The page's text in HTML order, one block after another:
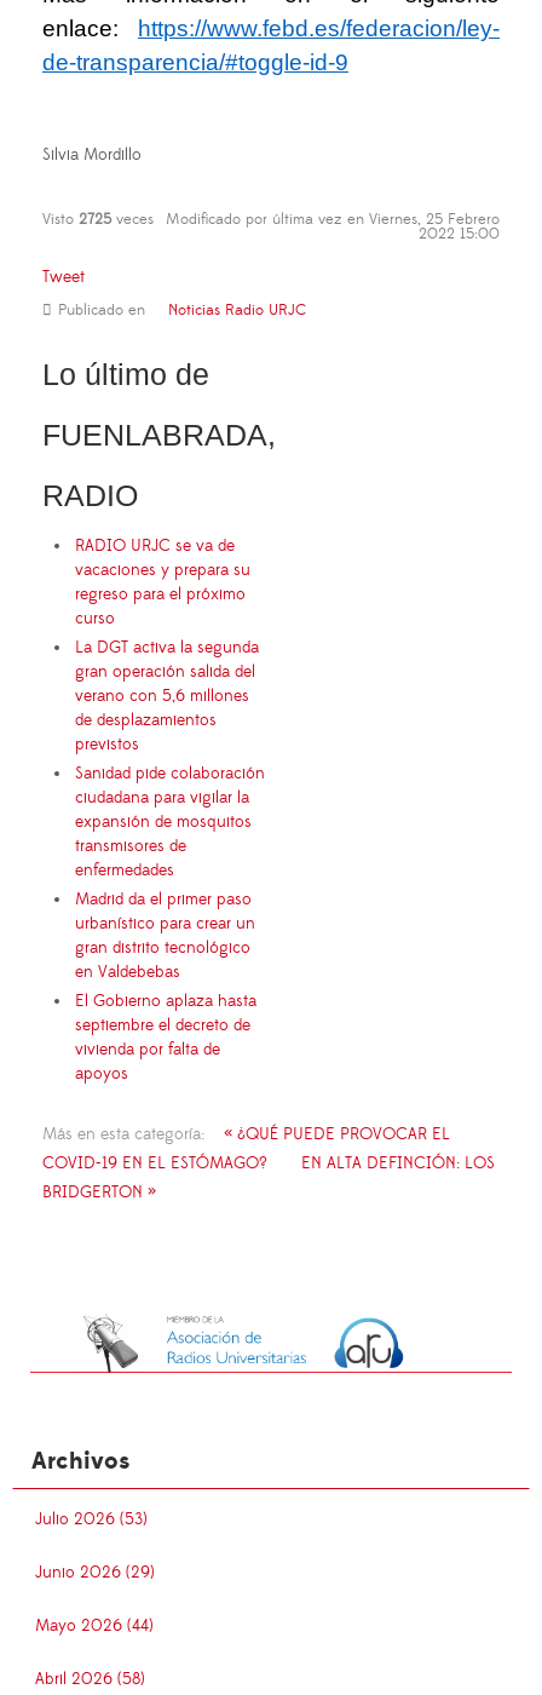
enlace:
https://www.febd.es/federacion/ley-
de-transparencia/#toggle-id-9
Silvia Mordillo
Visto 2725veces Modificado por última vez en Viernes, 25 Febrero
2022 15:00
Tweet
Publicado en Noticias Radio URJC
Lo último de
FUENLABRADA,
RADIO
RADIO URJC se va de
vacaciones y prepara su
regreso para el próximo
curso
La DGT activa la segunda
gran operación salida del
verano con 5,6 millones
de desplazamientos
previstos
Sanidad pide colaboración
ciudadana para vigilar la
expansión de mosquitos
transmisores de
enfermedades
Madrid da el primer paso
urbanístico para crear un
gran distrito tecnológico
en Valdebebas
El Gobierno aplaza hasta
septiembre el decreto de
vivienda por falta de
apoyos
Más en esta categoría:
« ¿QUÉ PUEDE PROVOCAR EL
COVID-19 EN EL ESTÓMAGO?
EN ALTA DEFINCIÓN: LOS
BRIDGERTON »
Archivos
Julio 2026 (53)
Junio 2026 (29)
Mayo 2026 (44)
Abril 2026 (58)